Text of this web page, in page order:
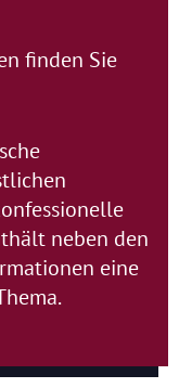
finden Sie
neben den
eine